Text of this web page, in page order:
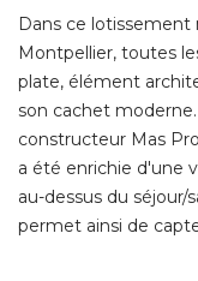
Dans ce
Montpellier, toutes
plate, élément
son cachet
constructeur Mas
a été enrichie d'une
au-dessus du séjour/
permet ainsi de